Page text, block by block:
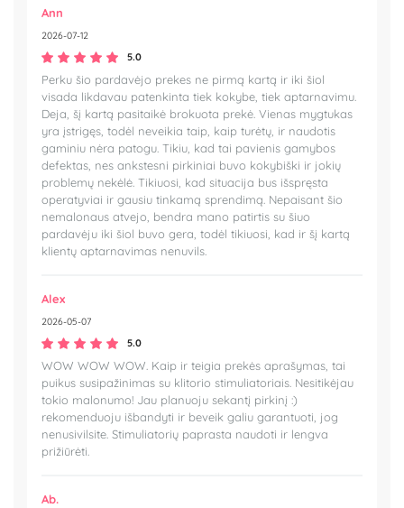
Ann
2026-07-12
5.0
Perku šio pardavėjo prekes ne pirmą kartą ir iki šiol
visada likdavau patenkinta tiek kokybe, tiek aptarnavimu.
Deja, šį kartą pasitaikė brokuota prekė. Vienas mygtukas
yra įstrigęs, todėl neveikia taip, kaip turėtų, ir naudotis
gaminiu nėra patogu. Tikiu, kad tai pavienis gamybos
defektas, nes ankstesni pirkiniai buvo kokybiški ir jokių
problemų nekėlė. Tikiuosi, kad situacija bus išspręsta
operatyviai ir gausiu tinkamą sprendimą. Nepaisant šio
nemalonaus atvejo, bendra mano patirtis su šiuo
pardavėju iki šiol buvo gera, todėl tikiuosi, kad ir šį kartą
klientų aptarnavimas nenuvils.
Alex
2026-05-07
5.0
WOW WOW WOW. Kaip ir teigia prekės aprašymas, tai
puikus susipažinimas su klitorio stimuliatoriais. Nesitikėjau
tokio malonumo! Jau planuoju sekantį pirkinį :)
rekomenduoju išbandyti ir beveik galiu garantuoti, jog
nenusivilsite. Stimuliatorių paprasta naudoti ir lengva
prižiūrėti.
Ab.